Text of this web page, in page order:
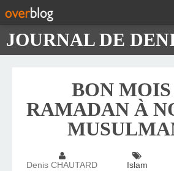
BON
RAMADAN À
Denis CHAUTARD Islam